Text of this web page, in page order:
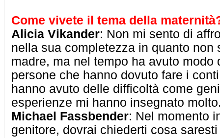
Come vivete il tema della
Alicia Vikander: Non mi sento di
nella sua completezza in quanto non
madre, ma nel tempo ha avuto modo
persone che hanno dovuto fare i
hanno avuto delle difficoltà come
esperienze mi hanno insegnato
Michael Fassbender: Nel momento
genitore, dovrai chiederti cosa